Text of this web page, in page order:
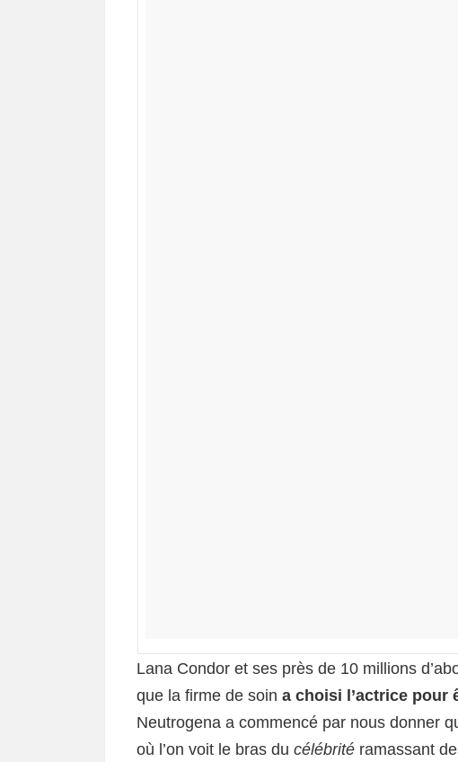
Lana Condor et ses près de 10 millions
que la firme de soin a choisi l’actrice pour
Neutrogena a commencé par nous donner
où l’on voit le bras du célébrité ramassant